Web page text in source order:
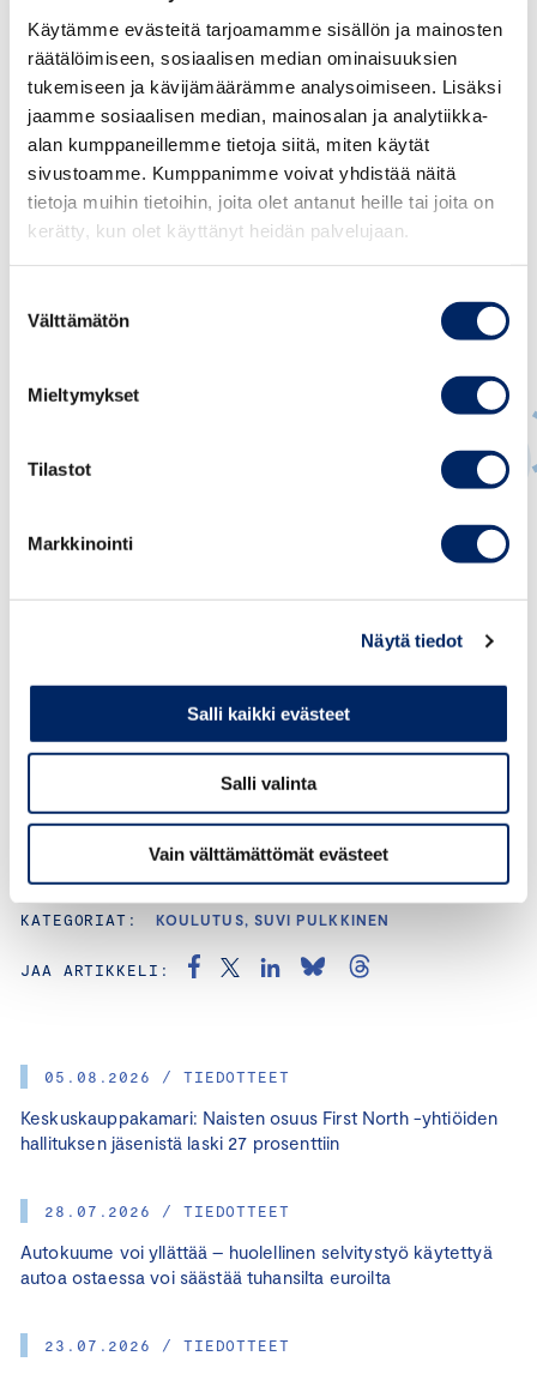
Käytämme evästeitä tarjoamamme sisällön ja mainosten
räätälöimiseen, sosiaalisen median ominaisuuksien
tukemiseen ja kävijämäärämme analysoimiseen. Lisäksi
jaamme sosiaalisen median, mainosalan ja analytiikka-
alan kumppaneillemme tietoja siitä, miten käytät
sivustoamme. Kumppanimme voivat yhdistää näitä
tietoja muihin tietoihin, joita olet antanut heille tai joita on
kerätty, kun olet käyttänyt heidän palvelujaan.
valinta
Välttämätön
Mieltymykset
Tilastot
Markkinointi
Näytä tiedot
Salli kaikki evästeet
Salli valinta
Vain välttämättömät evästeet
05.08.2026 / TIEDOTTEET
Keskuskauppakamari: Naisten osuus First North -yhtiöiden
hallituksen jäsenistä laski 27 prosenttiin
28.07.2026 / TIEDOTTEET
Autokuume voi yllättää – huolellinen selvitystyö käytettyä
autoa ostaessa voi säästää tuhansilta euroilta
23.07.2026 / TIEDOTTEET
toimeentulon”, sanoo Pulkkinen.
KATEGORIAT: KOULUTUS, SUVI PULKKINEN
JAA ARTIKKELI: